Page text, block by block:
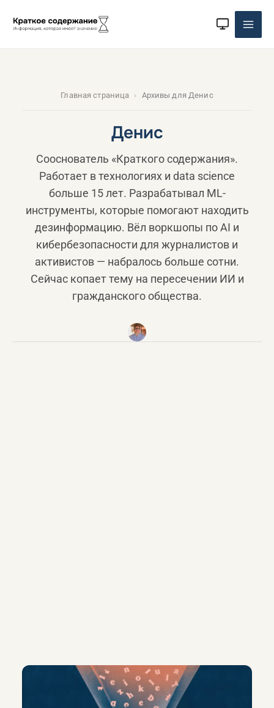
Главная страница Архивы для Денис
Денис
Сооснователь «Краткого содержания».
Работает в технологиях и data science
больше 15 лет. Разрабатывал ML-
инструменты, которые помогают находить
дезинформацию. Вёл воркшопы по AI и
кибербезопасности для журналистов и
активистов — набралось больше сотни.
Сейчас копает тему на пересечении ИИ и
гражданского общества.